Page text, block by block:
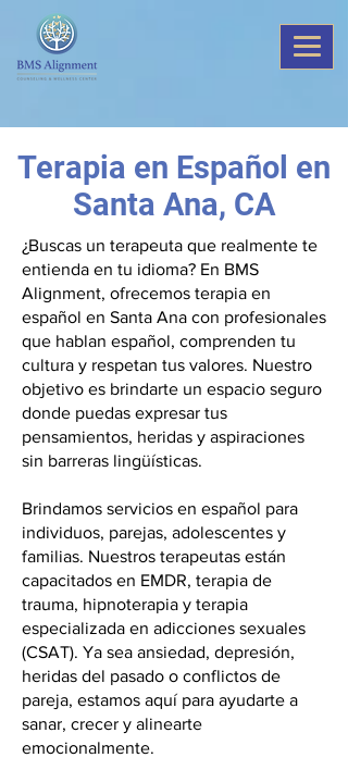
Terapia en Español en
Santa Ana, CA
¿Buscas un terapeuta que realmente te
entienda en tu idioma? En BMS
Alignment, ofrecemos terapia en
español en Santa Ana con profesionales
que hablan español, comprenden tu
cultura y respetan tus valores. Nuestro
objetivo es brindarte un espacio seguro
donde puedas expresar tus
pensamientos, heridas y aspiraciones
sin barreras lingüísticas.
Brindamos servicios en español para
individuos, parejas, adolescentes y
familias. Nuestros terapeutas están
capacitados en EMDR, terapia de
trauma, hipnoterapia y terapia
especializada en adicciones sexuales
(CSAT). Ya sea ansiedad, depresión,
heridas del pasado o conflictos de
pareja, estamos aquí para ayudarte a
sanar, crecer y alinearte
emocionalmente.